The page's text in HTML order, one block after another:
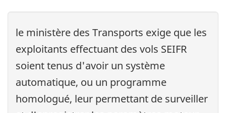
le ministère des Transports exige que les
exploitants effectuant des vols SEIFR
soient tenus d'avoir un système
automatique, ou un programme
homologué, leur permettant de surveiller